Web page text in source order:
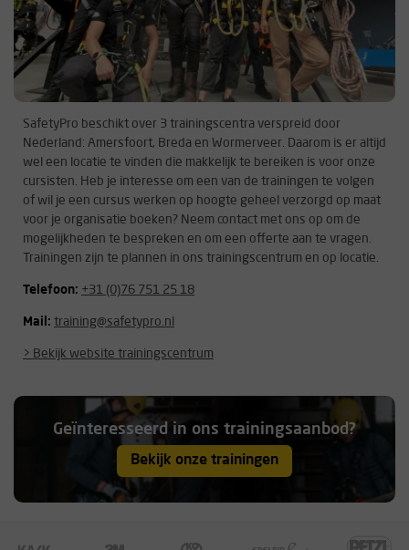
SafetyPro beschikt over 3 trainingscentra verspreid door
Nederland: Amersfoort, Breda en Wormerveer. Daarom is er altijd
wel een locatie te vinden die makkelijk te bereiken is voor onze
cursisten. Heb je interesse om een van de trainingen te volgen
of wil je een cursus werken op hoogte geheel verzorgd op maat
voor je organisatie boeken? Neem contact met ons op om de
mogelijkheden te bespreken en om een offerte aan te vragen.
Trainingen zijn te plannen in ons trainingscentrum en op locatie.
Telefoon: +31 (0)76 751 25 18
Mail: training@safetypro.nl
> Bekijk website trainingscentrum
Geïnteresseerd in ons trainingsaanbod?
Bekijk onze trainingen